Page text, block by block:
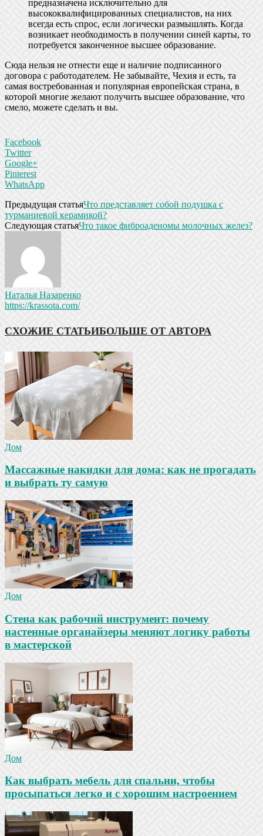
предназначена исключительно для
высококвалифицированных специалистов, на них
всегда есть спрос, если логически размышлять. Когда
возникает необходимость в получении синей карты, то
потребуется законченное высшее образование.
Сюда нельзя не отнести еще и наличие подписанного
договора с работодателем. Не забывайте, Чехия и есть, та
самая востребованная и популярная европейская страна, в
которой многие желают получить высшее образование, что
смело, можете сделать и вы.
Facebook
Twitter
Google+
Pinterest
WhatsApp
Предыдущая статьяЧто представляет собой подушка с
турманиевой керамикой?
Следующая статьяЧто такое фиброаденомы молочных желез?
Наталья Назаренко
https://krassota.com/
СХОЖИЕ СТАТЬИБОЛЬШЕ ОТ АВТОРА
Дом
Массажные накидки для дома: как не прогадать
и выбрать ту самую
Дом
Стена как рабочий инструмент: почему
настенные органайзеры меняют логику работы
в мастерской
Дом
Как выбрать мебель для спальни, чтобы
просыпаться легко и с хорошим настроением